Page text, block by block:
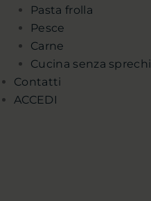
Pasta frolla
Pesce
Carne
Cucina senza sprechi
Contatti
ACCEDI